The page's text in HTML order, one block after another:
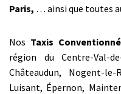
Paris, … ainsi que toutes
Nos Taxis
région du Centre-Val-
Châteaudun, Nogent-
Luisant, Épernon,